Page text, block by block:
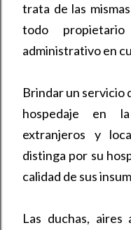
trata de las
todo
administrativo en
Brindar un servicio
hospedaje en
extranjeros y
distinga por su
calidad de sus
Las duchas, aires